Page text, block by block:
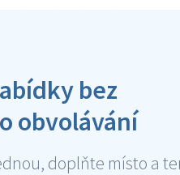
bez
obvolávání
doplňte místo a